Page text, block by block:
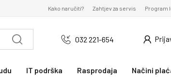
Kako naručiti? Zahtjev za servis Program
032 221-654
IT podrška Rasprodaja Načini